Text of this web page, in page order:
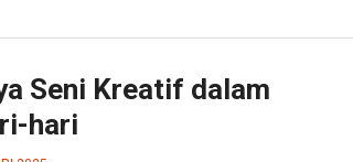
Seni Kreatif dalam
hari